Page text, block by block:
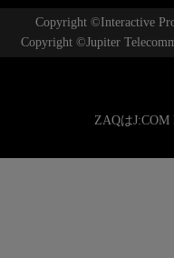
Copyright ©Interactive
Copyright ©Jupiter
ZAQは